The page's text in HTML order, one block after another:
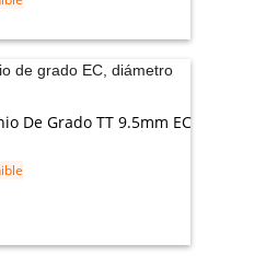
De Grado TT 9.5mm EC